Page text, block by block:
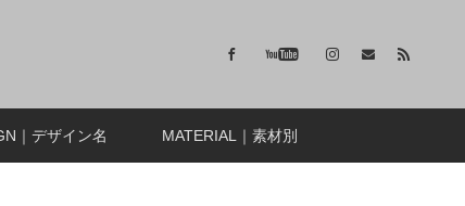
｜デザイン名 MATERIAL｜素材別